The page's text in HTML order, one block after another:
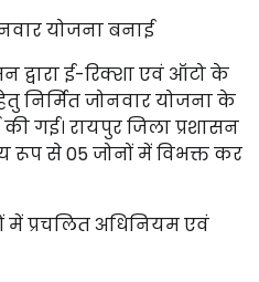
योजना बनाई
द्वारा ई-रिक्शा एवं ऑटो के
निर्मित जोनवार योजना के
की गई। रायपुर जिला प्रशासन
रूप से 05 जोनों में विभक्त कर
में प्रचलित अधिनियम एवं